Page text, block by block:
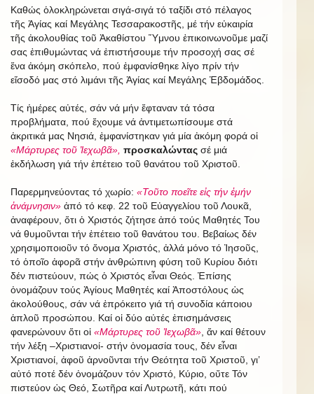
Καθώς ὁλοκληρώνεται σιγά-σιγά τό ταξίδι στό πέλαγος
τῆς Ἁγίας καί Μεγάλης Τεσσαρακοστῆς, μέ τήν εὐκαιρία
τῆς ἀκολουθίας τοῦ Ἀκαθίστου Ὕμνου ἐπικοινωνοῦμε μαζί
σας ἐπιθυμώντας νά ἐπιστήσουμε τήν προσοχή σας σέ
ἕνα ἀκόμη σκόπελο, πού ἐμφανίσθηκε λίγο πρίν τήν
εἴσοδό μας στό λιμάνι τῆς Ἁγίας καί Μεγάλης Ἑβδομάδος.
Τίς ἡμέρες αὐτές, σάν νά μήν ἔφταναν τά τόσα
προβλήματα, πού ἔχουμε νά ἀντιμετωπίσουμε στά
ἀκριτικά μας Νησιά, ἐμφανίστηκαν γιά μία ἀκόμη φορά οἱ
«Μάρτυρες τοῦ Ἰεχωβᾶ», προσκαλώντας σέ μιά
ἐκδήλωση γιά τήν ἐπέτειο τοῦ θανάτου τοῦ Χριστοῦ.
Παρερμηνεύοντας τό χωρίο: «Τοῦτο ποεῖτε εἰς τήν ἐμήν
ἀνάμνησιν» ἀπό τό κεφ. 22 τοῦ Εὐαγγελίου τοῦ Λουκᾶ,
ἀναφέρουν, ὅτι ὁ Χριστός ζήτησε ἀπό τούς Μαθητές Του
νά θυμοῦνται τήν ἐπέτειο τοῦ θανάτου του. Βεβαίως δέν
χρησιμοποιοῦν τό ὄνομα Χριστός, ἀλλά μόνο τό Ἰησοῦς,
τό ὁποῖο ἀφορᾶ στήν ἀνθρώπινη φύση τοῦ Κυρίου διότι
δέν πιστεύουν, πώς ὁ Χριστός εἶναι Θεός. Ἐπίσης
ὀνομάζουν τούς Ἁγίους Μαθητές καί Ἀποστόλους ὡς
ἀκολούθους, σάν νά ἐπρόκειτο γιά τή συνοδία κάποιου
ἁπλοῦ προσώπου. Καί οἱ δύο αὐτές ἐπισημάνσεις
φανερώνουν ὅτι οἱ «Μάρτυρες τοῦ Ἰεχωβᾶ» , ἄν καί θέτουν
τήν λέξη –Χριστιανοί- στήν ὀνομασία τους, δέν εἶναι
Χριστιανοί, ἀφοῦ ἀρνοῦνται τήν Θεότητα τοῦ Χριστοῦ, γι’
αὐτό ποτέ δέν ὀνομάζουν τόν Χριστό, Κύριο, οὔτε Τόν
πιστεύον ὡς Θεό, Σωτῆρα καί Λυτρωτῆ, κάτι πού